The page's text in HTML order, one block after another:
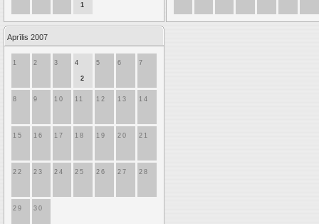
1
Aprīlis 2007
1 2 3 4
2
5 6 7
8 9 10 11 12 13 14
15 16 17 18 19 20 21
22 23 24 25 26 27 28
29 30